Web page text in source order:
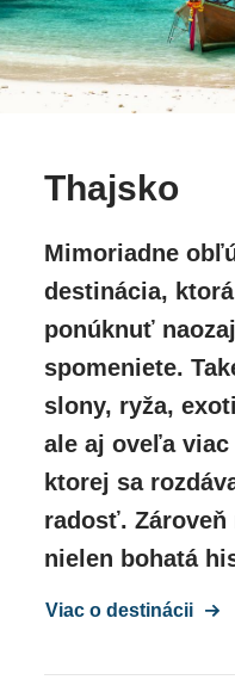
Detské ihrisko
Ubytovanie:
izba, strana
izbe: 1, rozdelenie
izba, 1 spálňa,
nevyžiadaná
klimatizácia:
ovládané,
Elektrická konvica,
Internet: WLAN/
Nemecký
televízia,
Župan, sušič
posedením
Dvojlôžková izba
Thajsko
Mimoriadne
destinácia,
ponúknuť
spomeniete.
slony, ryža,
ale aj oveľa
ktorej sa
radosť.
nielen bohatá
Viac o destinácii